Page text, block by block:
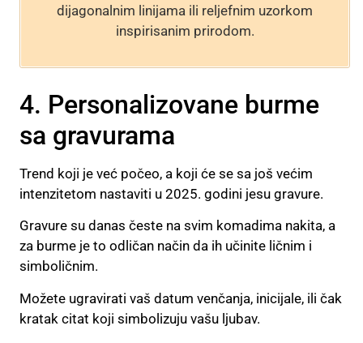
dijagonalnim linijama ili reljefnim uzorkom
inspirisanim prirodom.
4. Personalizovane burme
sa gravurama
Trend koji je već počeo, a koji će se sa još većim
intenzitetom nastaviti u 2025. godini jesu gravure.
Gravure su danas česte na svim komadima nakita, a
za burme je to odličan način da ih učinite ličnim i
simboličnim.
Možete ugravirati vaš datum venčanja, inicijale, ili čak
kratak citat koji simbolizuju vašu ljubav.